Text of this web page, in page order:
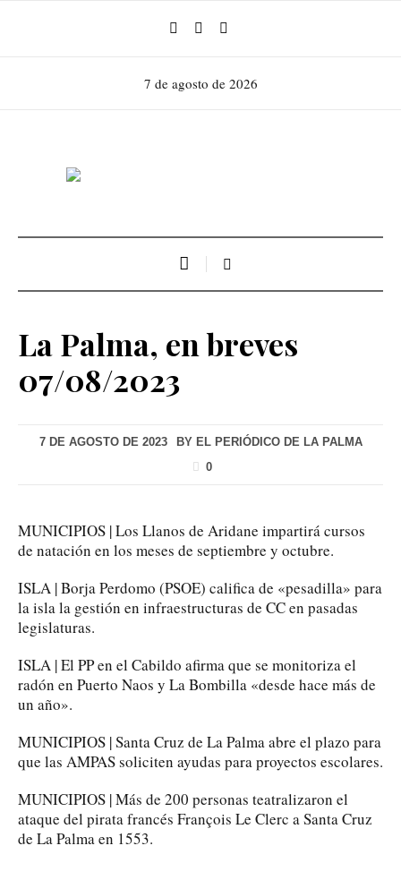
7 de agosto de 2026
La Palma, en breves
07/08/2023
7 DE AGOSTO DE 2023 BY EL PERIÓDICO DE LA PALMA
0
MUNICIPIOS | Los Llanos de Aridane impartirá cursos
de natación en los meses de septiembre y octubre.
ISLA | Borja Perdomo (PSOE) califica de «pesadilla» para
la isla la gestión en infraestructuras de CC en pasadas
legislaturas.
ISLA | El PP en el Cabildo afirma que se monitoriza el
radón en Puerto Naos y La Bombilla «desde hace más de
un año».
MUNICIPIOS | Santa Cruz de La Palma abre el plazo para
que las AMPAS soliciten ayudas para proyectos escolares.
MUNICIPIOS | Más de 200 personas teatralizaron el
ataque del pirata francés François Le Clerc a Santa Cruz
de La Palma en 1553.